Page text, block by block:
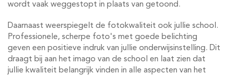
wordt vaak weggestopt in plaats van getoond.
Daarnaast weerspiegelt de fotokwaliteit ook jullie school.
Professionele, scherpe foto's met goede belichting
geven een positieve indruk van jullie onderwijsinstelling. Dit
draagt bij aan het imago van de school en laat zien dat
jullie kwaliteit belangrijk vinden in alle aspecten van het